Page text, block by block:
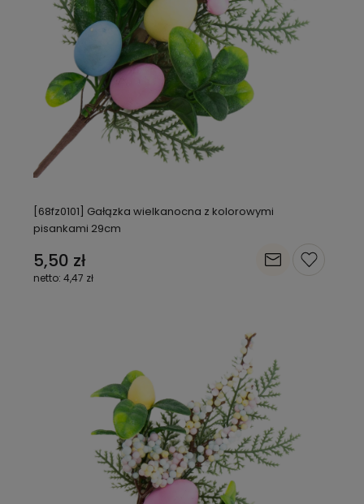
[68fz0101] Gałązka wielkanocna z kolorowymi
pisankami 29cm
5,50 zł
4,47 zł